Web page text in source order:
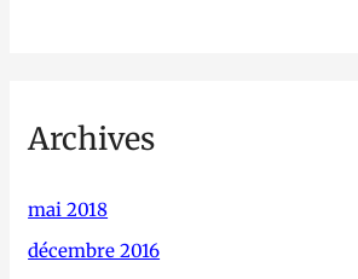
Archives
mai 2018
décembre 2016